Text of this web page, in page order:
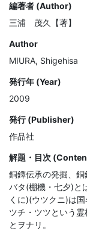
編著者 (Author)
三浦 茂久【著】
Author
MIURA, Shigehisa
発行年 (Year)
2009
発行 (Publisher)
作品社
解題・目次
銅鐸伝承の発掘、
バタ(棚機・七夕)と
くに)(ウツクニ)は
ツチ・ツツという